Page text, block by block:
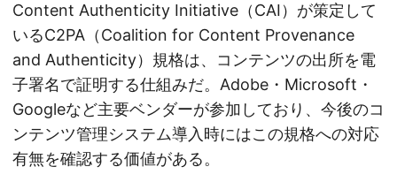
Content Authenticity Initiative（CAI）が策定して
いるC2PA（Coalition for Content Provenance
and Authenticity）規格は、コンテンツの出所を電
子署名で証明する仕組みだ。Adobe・Microsoft・
Googleなど主要ベンダーが参加しており、今後のコ
ンテンツ管理システム導入時にはこの規格への対応
有無を確認する価値がある。